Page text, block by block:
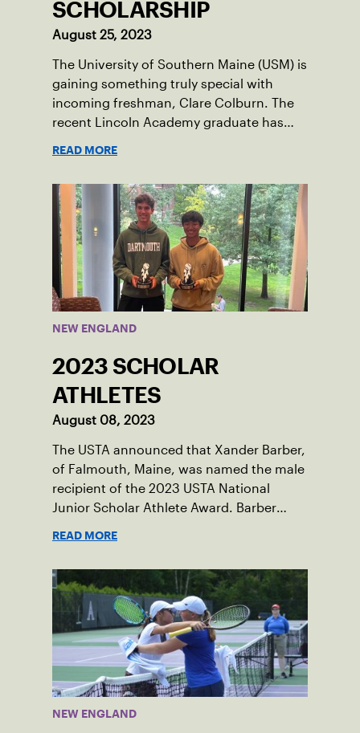
SCHOLARSHIP
August 25, 2023
The University of Southern Maine (USM) is
gaining something truly special with
incoming freshman, Clare Colburn. The
recent Lincoln Academy graduate has
Damariscotta, ME and those around her
throughout her childhood.
READ MORE
NEW ENGLAND
2023 SCHOLAR
ATHLETES
August 08, 2023
The USTA announced that Xander Barber,
of Falmouth, Maine, was named the male
recipient of the 2023 USTA National
Junior Scholar Athlete Award. Barber
His impact on the tennis court was felt
immediately as Barber led Falmouth to a
state championship and was named the
state’s Player of the Year.
READ MORE
NEW ENGLAND